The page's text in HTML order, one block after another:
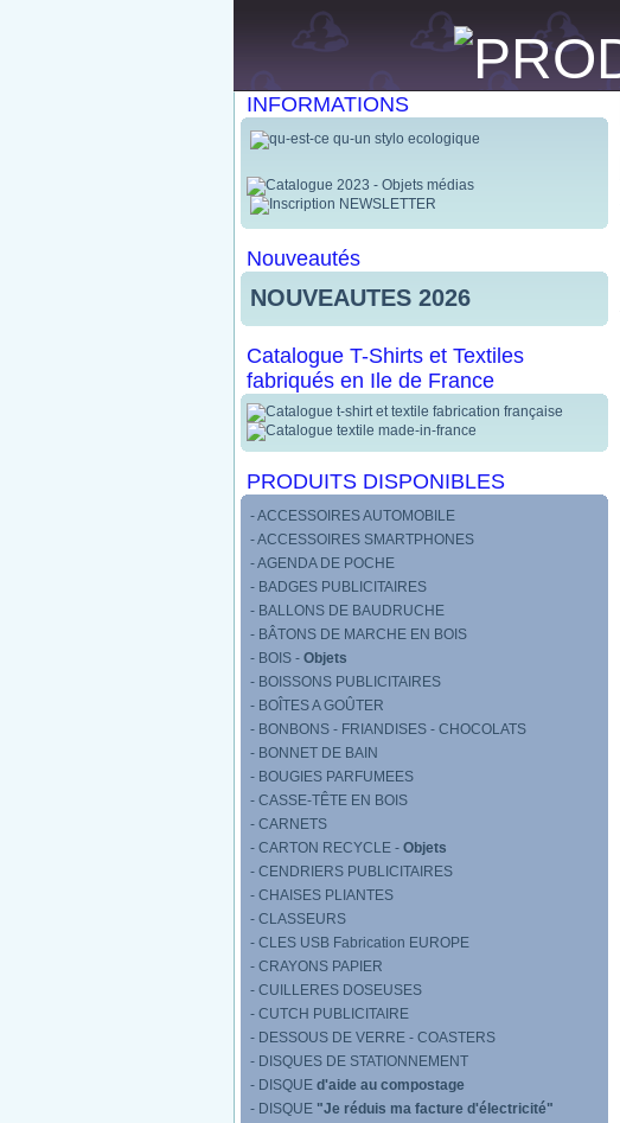
INFORMATIONS
Nouveautés
NOUVEAUTES 2026
Catalogue T-Shirts et Textiles
fabriqués en Ile de France
PRODUITS DISPONIBLES
- ACCESSOIRES AUTOMOBILE
- ACCESSOIRES SMARTPHONES
- AGENDA DE POCHE
- BADGES PUBLICITAIRES
- BALLONS DE BAUDRUCHE
- BÂTONS DE MARCHE EN BOIS
- BOIS - Objets
- BOISSONS PUBLICITAIRES
- BOÎTES A GOÛTER
- BONBONS - FRIANDISES - CHOCOLATS
- BONNET DE BAIN
- BOUGIES PARFUMEES
- CASSE-TÊTE EN BOIS
- CARNETS
- CARTON RECYCLE - Objets
- CENDRIERS PUBLICITAIRES
- CHAISES PLIANTES
- CLASSEURS
- CLES USB Fabrication EUROPE
- CRAYONS PAPIER
- CUILLERES DOSEUSES
- CUTCH PUBLICITAIRE
- DESSOUS DE VERRE - COASTERS
- DISQUES DE STATIONNEMENT
- DISQUE d'aide au compostage
- DISQUE "Je réduis ma facture d'électricité"